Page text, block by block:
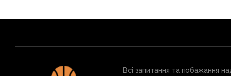
Всі запитання та побажання